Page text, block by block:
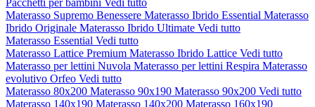
Pacchetti per bambini Vedi tutto
Materasso Supremo Benessere Materasso Ibrido Essential Materasso
Ibrido Originale Materasso Ibrido Ultimate Vedi tutto
Materasso Essential Vedi tutto
Materasso Lattice Premium Materasso Ibrido Lattice Vedi tutto
Materasso per lettini Nuvola Materasso per lettini Respira Materasso
evolutivo Orfeo Vedi tutto
Materasso 80x200 Materasso 90x190 Materasso 90x200 Vedi tutto
Materasso 140x190 Materasso 140x200 Materasso 160x190